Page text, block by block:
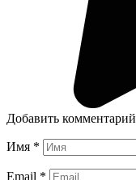
Добавить комментарий
Имя *
Email *